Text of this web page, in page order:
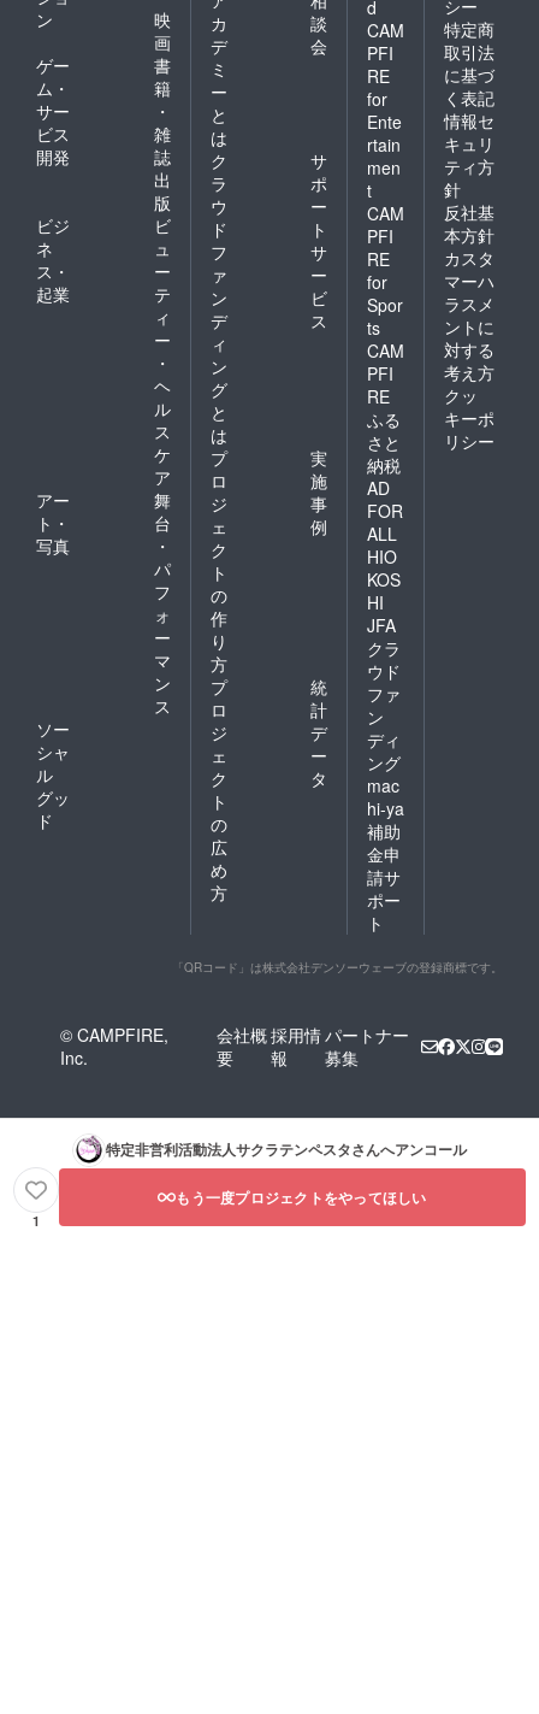
ン
映
画
ゲー
ム・
サー
ビス
開発
書
籍
・
雑
誌
出
版
ビジ
ネ
ス・
起業
ビ
ュ
ー
テ
ィ
ー
・
ヘ
ル
ス
ケ
ア
アー
ト・
写真
舞
台
・
パ
フ
ォ
ー
マ
ン
ス
ソー
シャ
ル
グッ
ド
カ
デ
ミ
ー
と
は
談
会
ク
ラ
ウ
ド
フ
ァ
ン
デ
ィ
ン
グ
と
は
サ
ポ
ー
ト
サ
ー
ビ
ス
プ
ロ
ジ
ェ
ク
ト
の
作
り
方
実
施
事
例
プ
ロ
ジ
ェ
ク
ト
の
広
め
方
統
計
デ
ー
タ
d
CAM
PFI
RE
for
Ente
rtain
men
t
CAM
PFI
RE
for
Spor
ts
CAM
PFI
RE
ふる
さと
納税
AD
FOR
ALL
HIO
KOS
HI
JFA
クラ
ウド
ファ
ン
ディ
ング
mac
hi-ya
補助
金申
請サ
ポー
ト
シー
特定商
取引法
に基づ
く表記
情報セ
キュリ
ティ方
針
反社基
本方針
カスタ
マーハ
ラスメ
ントに
対する
考え方
クッ
キーポ
リシー
「QRコード」は株式会社デンソーウェーブの登録商標です。
© CAMPFIRE,
Inc.
会社概
要
採用情
報
パートナー
募集
特定非営利活動法人サクラテンペスタさんへアンコール
1
もう一度プロジェクトをやってほしい